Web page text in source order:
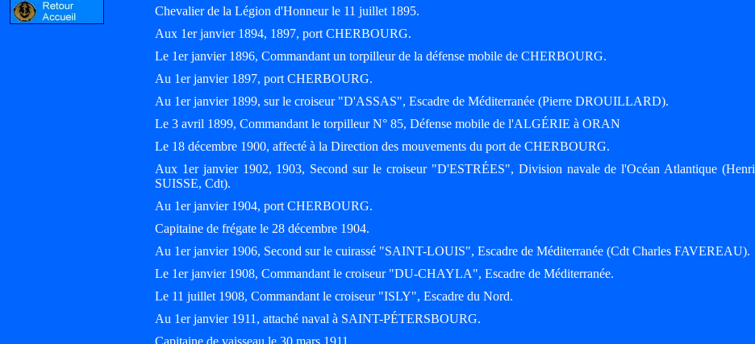
Chevalier de la Légion d'Honneur le 11 juillet 1895.
Aux 1er janvier 1894, 1897, port CHERBOURG.
Le 1er janvier 1896, Commandant un torpilleur de la défense mobile de CHERBOURG.
Au 1er janvier 1897, port CHERBOURG.
Au 1er janvier 1899, sur le croiseur "D'ASSAS", Escadre de Méditerranée (Pierre DROUILLARD).
Le 3 avril 1899, Commandant le torpilleur N° 85, Défense mobile de l'ALGÉRIE à ORAN
Le 18 décembre 1900, affecté à la Direction des mouvements du port de CHERBOURG.
Aux 1er janvier 1902, 1903, Second sur le croiseur "D'ESTRÉES", Division navale de l'Océan Atlantique (Henri
SUISSE, Cdt).
Au 1er janvier 1904, port CHERBOURG.
Capitaine de frégate le 28 décembre 1904.
Au 1er janvier 1906, Second sur le cuirassé "SAINT-LOUIS", Escadre de Méditerranée (Cdt Charles FAVEREAU).
Le 1er janvier 1908, Commandant le croiseur "DU-CHAYLA", Escadre de Méditerranée.
Le 11 juillet 1908, Commandant le croiseur "ISLY", Escadre du Nord.
Au 1er janvier 1911, attaché naval à SAINT-PÉTERSBOURG.
Capitaine de vaisseau le 30 mars 1911.